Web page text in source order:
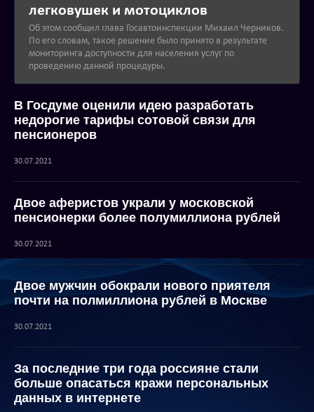
легковушек и мотоциклов
Об этом сообщил глава Госавтоинспекции Михаил Черников.
По его словам, такое решение было принято в результате
мониторинга доступности для населения услуг по
проведению данной процедуры.
В Госдуме оценили идею разработать
недорогие тарифы сотовой связи для
пенсионеров
30.07.2021
Двое аферистов украли у московской
пенсионерки более полумиллиона рублей
30.07.2021
Двое мужчин обокрали нового приятеля
почти на полмиллиона рублей в Москве
30.07.2021
За последние три года россияне стали
больше опасаться кражи персональных
данных в интернете